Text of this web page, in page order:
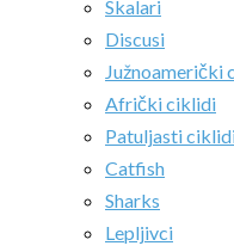
Skalari
Discusi
Južnoamerički
Afrički ciklidi
Patuljasti
Catfish
Sharks
Lepljivci